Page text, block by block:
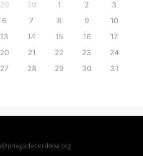
29 30 1 2
3
6 7 8 9
10
13 14 15 16
17
20 21 22 23
24
27 28 29 30 31